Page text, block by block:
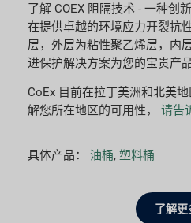
了解 COEX 阻隔技术 - 一种创
在提供卓越的环境应力开裂抗
层，外层为粘性聚乙烯层，内
进保护解决方案为您的宝贵产
CoEx 目前在拉丁美洲和北美
解您所在地区的可用性， 请告
具体产品： 油桶, 塑料桶
了解更